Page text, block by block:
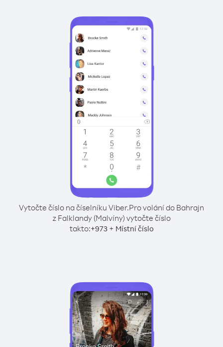
Vytočte číslo na číselníku Viber.Pro volání do Bahrajn
z Falklandy (Malvíny) vytočte číslo
takto:+973+ Místní číslo